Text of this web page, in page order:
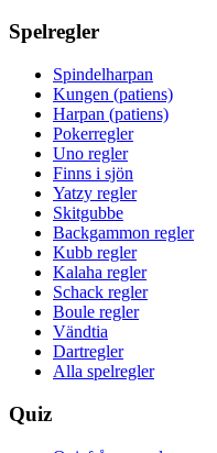
Spelregler
Spindelharpan
Kungen (patiens)
Harpan (patiens)
Pokerregler
Uno regler
Finns i sjön
Yatzy regler
Skitgubbe
Backgammon regler
Kubb regler
Kalaha regler
Schack regler
Boule regler
Vändtia
Dartregler
Alla spelregler
Quiz